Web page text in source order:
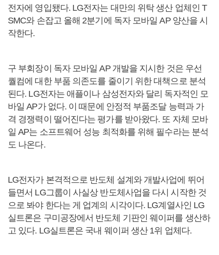
전자에 영입됐다. LG전자는 대만의 위탁 생산 업체인 T
SMC와 손잡고 올해 2분기에 독자 모바일 AP 양산을 시
작한다.
구 부회장이 독자 모바일 AP 개발을 지시한 것은 우선
퀄컴에 대한 부품 의존도를 줄이기 위한 대책으로 분석
된다. LG전자는 애플이나 삼성전자와 달리 독자적인 모
바일 AP가 없다. 이 때문에 안정적 부품조달 능력과 가
격 경쟁력이 떨어진다는 평가를 받아왔다. 또 자체 모바
일 AP는 소프트웨어 성능 최적화를 위해 필수라는 분석
도 나온다.
LG전자가 본격적으로 반도체 설계와 개발사업에 뛰어
들면서 LG그룹이 사실상 반도체사업을 다시 시작한 것
으로 봐야 한다는 게 업계의 시각이다. LG계열사인 LG
실트론은 구미공장에서 반도체 기판인 웨이퍼를 생산하
고 있다. LG실트론은 국내 웨이퍼 생산 1위 업체다.